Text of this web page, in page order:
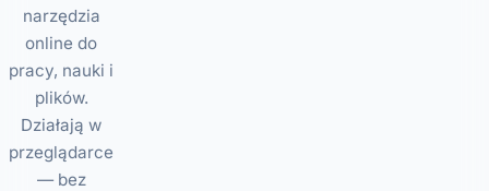
narzędzia
online do
pracy, nauki i
plików.
Działają w
przeglądarce
— bez